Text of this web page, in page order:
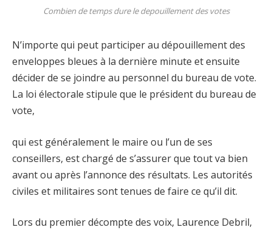
Combien de temps dure le depouillement des votes
N’importe qui peut participer au dépouillement des
enveloppes bleues à la dernière minute et ensuite
décider de se joindre au personnel du bureau de vote.
La loi électorale stipule que le président du bureau de
vote,
qui est généralement le maire ou l’un de ses
conseillers, est chargé de s’assurer que tout va bien
avant ou après l’annonce des résultats. Les autorités
civiles et militaires sont tenues de faire ce qu’il dit.
Lors du premier décompte des voix, Laurence Debril,